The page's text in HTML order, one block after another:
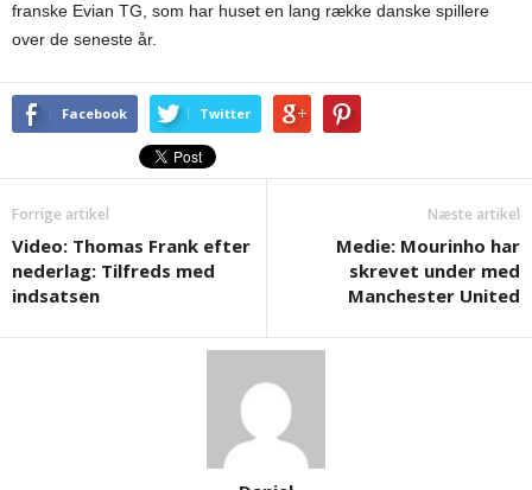
franske Evian TG, som har huset en lang række danske spillere
over de seneste år.
Facebook Twitter
Forrige artikel
Video: Thomas Frank efter
nederlag: Tilfreds med
indsatsen
Næste artikel
Medie: Mourinho har
skrevet under med
Manchester United